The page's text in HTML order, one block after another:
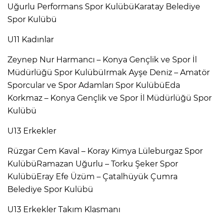
Uğurlu Performans Spor KulübüKaratay Belediye
Spor Kulübü
U11 Kadınlar
Zeynep Nur Harmancı – Konya Gençlik ve Spor İl
Müdürlüğü Spor KulübüIrmak Ayşe Deniz – Amatör
Sporcular ve Spor Adamları Spor KulübüEda
Korkmaz – Konya Gençlik ve Spor İl Müdürlüğü Spor
Kulübü
U13 Erkekler
Rüzgar Cem Kaval – Koray Kimya Lüleburgaz Spor
KulübüRamazan Uğurlu – Torku Şeker Spor
KulübüEray Efe Üzüm – Çatalhüyük Çumra
Belediye Spor Kulübü
U13 Erkekler Takım Klasmanı